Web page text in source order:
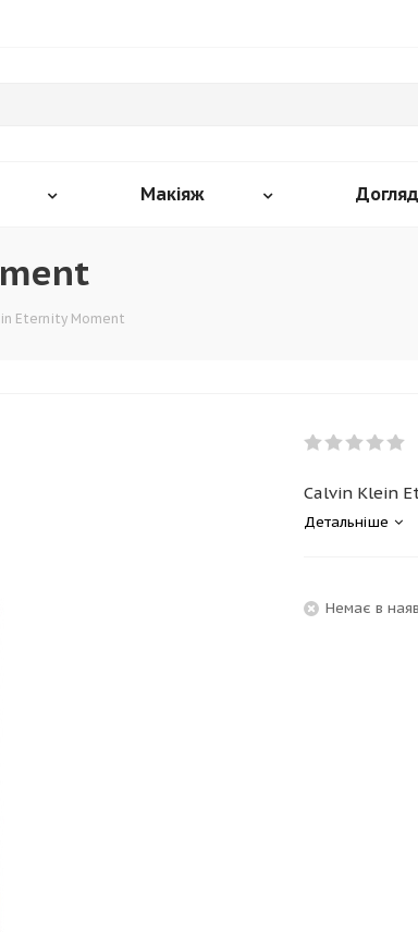
Макіяж Догляд
Eternity Moment
Calvin Klein
Детальніше
Немає в